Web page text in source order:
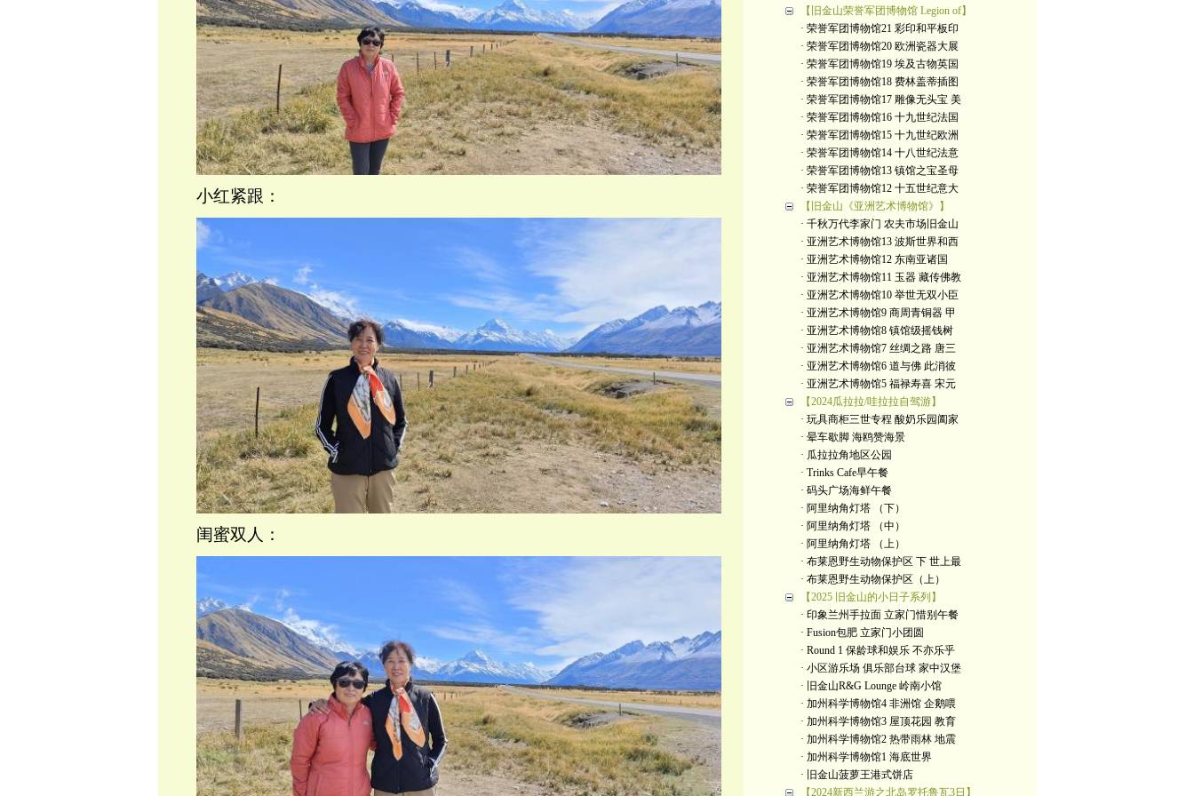
小红紧跟：
闺蜜双人：
【旧金山荣誉军团博物馆 Legion of】
· 荣誉军团博物馆21 彩印和平板印
· 荣誉军团博物馆20 欧洲瓷器大展
· 荣誉军团博物馆19 埃及古物英国
· 荣誉军团博物馆18 费林盖蒂插图
· 荣誉军团博物馆17 雕像无头宝 美
· 荣誉军团博物馆16 十九世纪法国
· 荣誉军团博物馆15 十九世纪欧洲
· 荣誉军团博物馆14 十八世纪法意
· 荣誉军团博物馆13 镇馆之宝圣母
· 荣誉军团博物馆12 十五世纪意大
【旧金山《亚洲艺术博物馆》】
· 千秋万代李家门 农夫市场旧金山
· 亚洲艺术博物馆13 波斯世界和西
· 亚洲艺术博物馆12 东南亚诸国
· 亚洲艺术博物馆11 玉器 藏传佛教
· 亚洲艺术博物馆10 举世无双小臣
· 亚洲艺术博物馆9 商周青铜器 甲
· 亚洲艺术博物馆8 镇馆级摇钱树
· 亚洲艺术博物馆7 丝绸之路 唐三
· 亚洲艺术博物馆6 道与佛 此消彼
· 亚洲艺术博物馆5 福禄寿喜 宋元
【2024瓜拉拉/哇拉拉自驾游】
· 玩具商柜三世专程 酸奶乐园阖家
· 晕车歇脚 海鸥赞海景
· 瓜拉拉角地区公园
· Trinks Cafe早午餐
· 码头广场海鲜午餐
· 阿里纳角灯塔 （下）
· 阿里纳角灯塔 （中）
· 阿里纳角灯塔 （上）
· 布莱恩野生动物保护区 下 世上最
· 布莱恩野生动物保护区（上）
【2025 旧金山的小日子系列】
· 印象兰州手拉面 立家门惜别午餐
· Fusion包肥 立家门小团圆
· Round 1 保龄球和娱乐 不亦乐乎
· 小区游乐场 俱乐部台球 家中汉堡
· 旧金山R&G Lounge 岭南小馆
· 加州科学博物馆4 非洲馆 企鹅喂
· 加州科学博物馆3 屋顶花园 教育
· 加州科学博物馆2 热带雨林 地震
· 加州科学博物馆1 海底世界
· 旧金山菠萝王港式饼店
【2024新西兰游之北岛罗托鲁瓦3日】